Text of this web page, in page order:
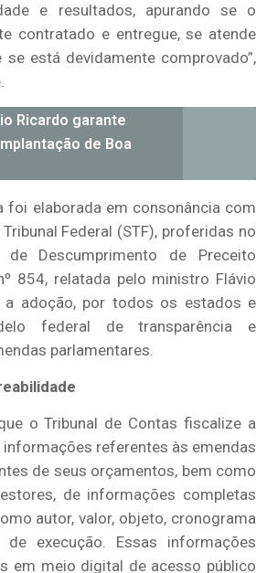
e resultados, apurando se o
contratado e entregue, se atende
está devidamente comprovado”,
Ricardo garante
de Boa
foi elaborada em consonância com
Federal (STF), proferidas no
Descumprimento de Preceito
854, relatada pelo ministro Flávio
a adoção, por todos os estados e
federal de transparência e
parlamentares.
o Tribunal de Contas fiscalize a
referentes às emendas
de seus orçamentos, bem como
de informações completas
autor, valor, objeto, cronograma
execução. Essas informações
em meio digital de acesso público